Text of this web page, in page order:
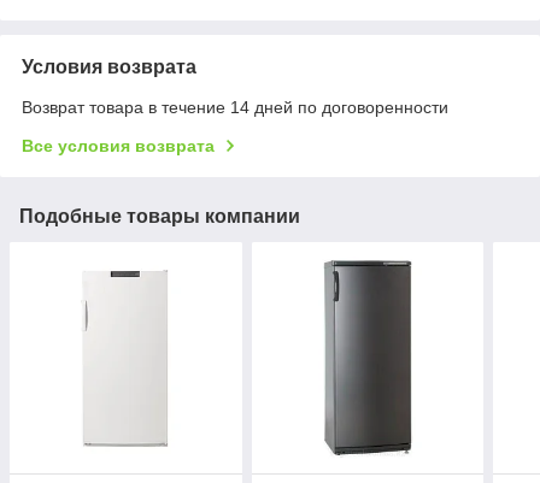
Условия возврата
Возврат товара в течение 14 дней по договоренности
Все условия возврата
Подобные товары компании